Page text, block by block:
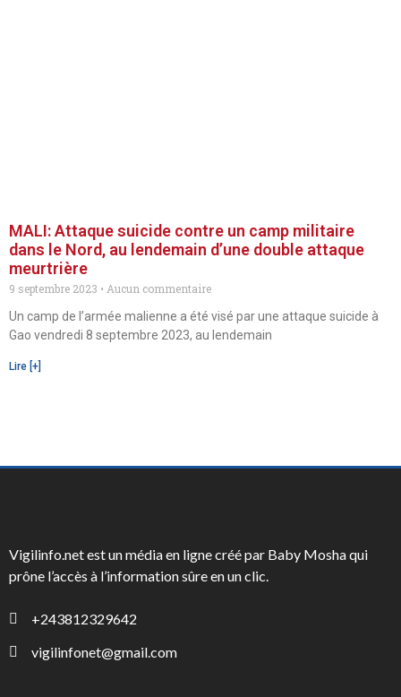
MALI: Attaque suicide contre un camp militaire
dans le Nord, au lendemain d’une double attaque
meurtrière
9 septembre 2023
Aucun commentaire
Un camp de l’armée malienne a été visé par une attaque suicide à
Gao vendredi 8 septembre 2023, au lendemain
Lire [+]
Vigilinfo.net est un média en ligne créé par Baby Mosha qui
prône l’accès à l’information sûre en un clic.
+243812329642
vigilinfonet@gmail.com